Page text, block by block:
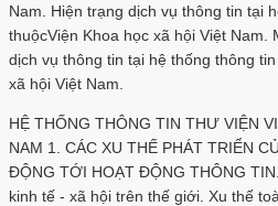
Nam. Hiện trạng dịch vụ thông tin tại
thuộcViện Khoa học xã hội Việt Nam.
dịch vụ thông tin tại hệ thống thông
xã hội Việt Nam.
HỆ THỐNG THÔNG TIN THƯ VIỆN
NAM 1. CÁC XU THẾ PHÁT TRIỂN
ĐỘNG TỚI HOẠT ĐỘNG THÔNG
kinh tế - xã hội trên thế giới. Xu thế